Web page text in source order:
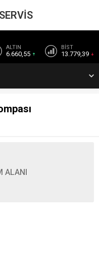
ALTIN
6.660,55
BİST
13.779,39
ALANI